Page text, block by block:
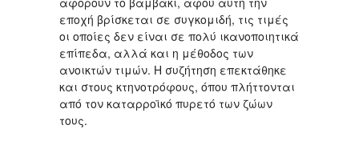
εποχή βρίσκεται σε συγκομιδή, τις τιμές
οι οποίες δεν είναι σε πολύ ικανοποιητικά
επίπεδα, αλλά και η μέθοδος των
ανοικτών τιμών. Η συζήτηση επεκτάθηκε
και στους κτηνοτρόφους, όπου πλήττονται
από τον καταρροϊκό πυρετό των ζώων
τους.